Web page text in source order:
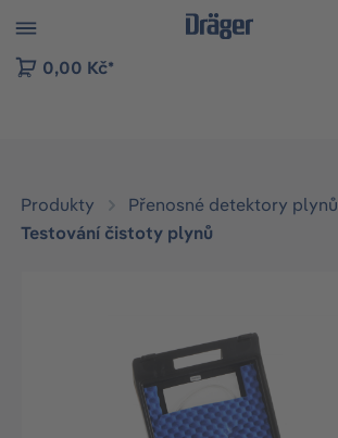
to B2B platform navigation
0,00 Kč*
Produkty
Přenosné detektory plynů
Testování čistoty plynů